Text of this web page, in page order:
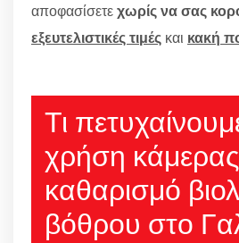
αποφασίσετεχωρίς να σας
εξευτελιστικές τιμές και κακή
Τι
χρήση
καθαρισμό
βόθρου στο